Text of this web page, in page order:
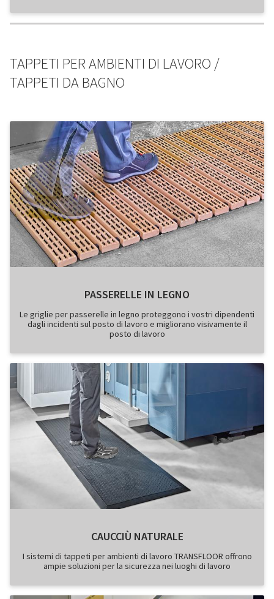
TAPPETI PER AMBIENTI DI LAVORO /
TAPPETI DA BAGNO
PASSERELLE IN LEGNO
Le griglie per passerelle in legno proteggono i vostri dipendenti
dagli incidenti sul posto di lavoro e migliorano visivamente il
posto di lavoro
CAUCCIÙ NATURALE
I sistemi di tappeti per ambienti di lavoro TRANSFLOOR offrono
ampie soluzioni per la sicurezza nei luoghi di lavoro